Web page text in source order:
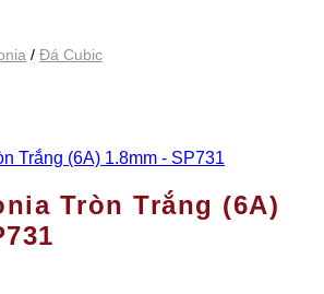
/ Đá Cubic
Tròn Trắng (6A)